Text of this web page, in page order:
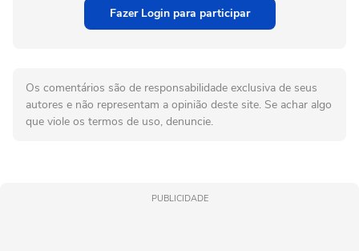
Fazer Login para participar
Os comentários são de responsabilidade exclusiva de seus
autores e não representam a opinião deste site. Se achar algo
que viole os termos de uso, denuncie.
PUBLICIDADE